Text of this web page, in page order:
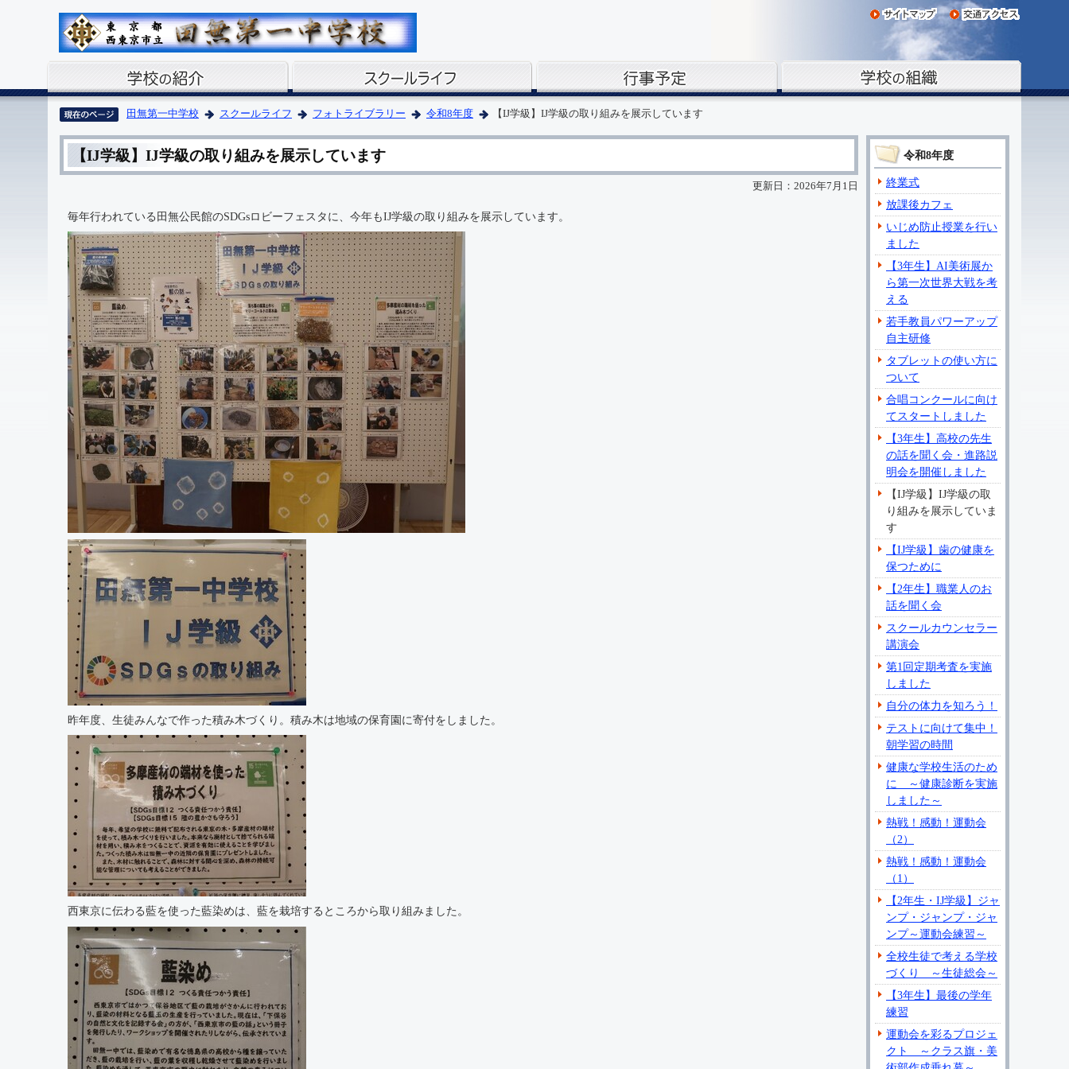
田無第一中学校 スクールライフ フォトライブラリー 令和8年度 【IJ学級】IJ学級の取り組みを展示しています
【IJ学級】IJ学級の取り組みを展示しています
更新日：2026年7月1日
毎年行われている田無公民館のSDGsロビーフェスタに、今年もIJ学級の取り組みを展示しています。
昨年度、生徒みんなで作った積み木づくり。積み木は地域の保育園に寄付をしました。
西東京に伝わる藍を使った藍染めは、藍を栽培するところから取り組みました。
令和8年度
終業式
放課後カフェ
いじめ防止授業を行い
ました
【3年生】AI美術展か
ら第一次世界大戦を考
える
若手教員パワーアップ
自主研修
タブレットの使い方に
ついて
合唱コンクールに向け
てスタートしました
【3年生】高校の先生
の話を聞く会・進路説
明会を開催しました
【IJ学級】IJ学級の取
り組みを展示していま
す
【IJ学級】歯の健康を
保つために
【2年生】職業人のお
話を聞く会
スクールカウンセラー
講演会
第1回定期考査を実施
しました
自分の体力を知ろう！
テストに向けて集中！
朝学習の時間
健康な学校生活のため
に ～健康診断を実施
しました～
熱戦！感動！運動会
（2）
熱戦！感動！運動会
（1）
【2年生・IJ学級】ジャ
ンプ・ジャンプ・ジャ
ンプ～運動会練習～
全校生徒で考える学校
づくり ～生徒総会～
【3年生】最後の学年
練習
運動会を彩るプロジェ
クト ～クラス旗・美